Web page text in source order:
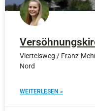
Viertelsweg / Franz-
Nord
WEITERLESEN »